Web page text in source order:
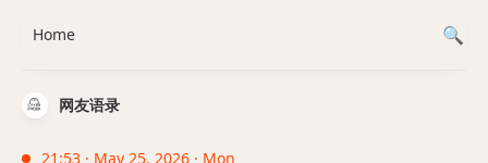
网友语录
21:53 · May 25, 2026 · Mon
Home